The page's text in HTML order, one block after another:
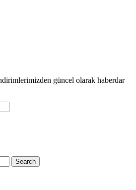
güncel olarak haberdar
Search